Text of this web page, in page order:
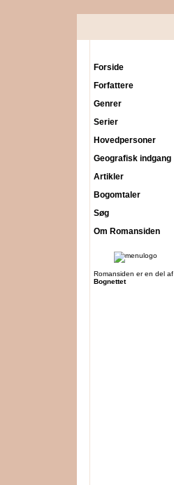
Forside
Forfattere
Genrer
Serier
Hovedpersoner
Geografisk indgang
Artikler
Bogomtaler
Søg
Om Romansiden
Romansiden er en del af
Bognettet